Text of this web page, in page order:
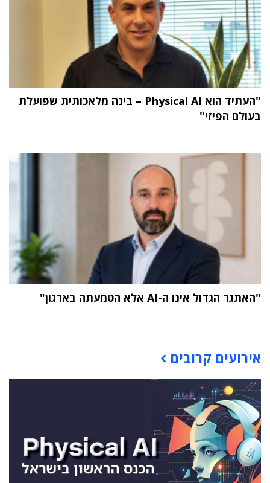
"העתיד הוא Physical AI – בינה מלאכותית שפועלת
בעולם הפיזי"
"האתגר הגדול אינו ה-AI אלא הטמעתה בארגון"
אירועים קרובים